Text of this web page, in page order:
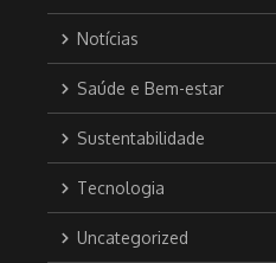
Notícias
Saúde e Bem-estar
Sustentabilidade
Tecnologia
Uncategorized